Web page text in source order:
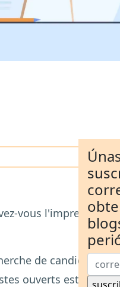
vous l'impression
de candidats est
ouverts est